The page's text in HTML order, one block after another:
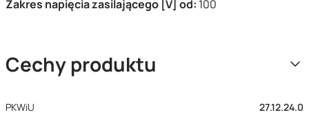
Zakres napięcia zasilającego [V] od: 100
Cechy produktu
PKWiU
27.12.24.0